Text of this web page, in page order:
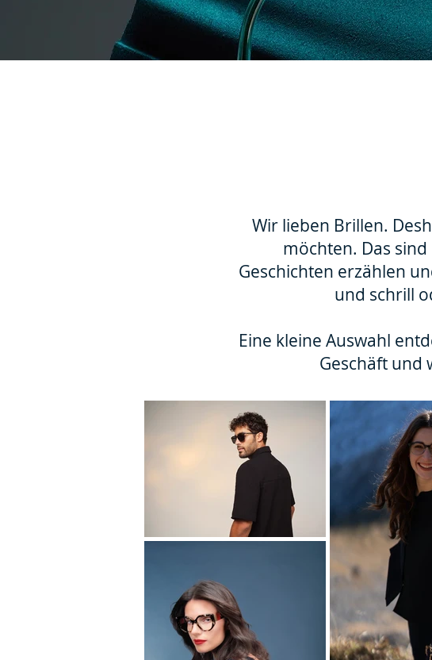
Wir lieben Brillen.
möchten. Das
Geschichten erzählen
und schrill
Eine kleine Auswahl
Geschäft und